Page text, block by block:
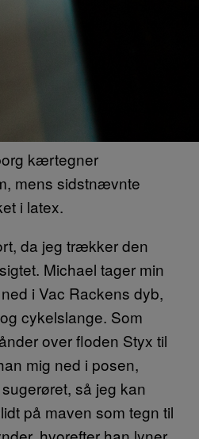
kærtegner
mens sidstnævnte
i latex.
da jeg trækker den
Michael tager min
i Vac Rackens dyb,
cykelslange. Som
over floden Styx til
mig ned i posen,
så jeg kan
på maven som tegn til